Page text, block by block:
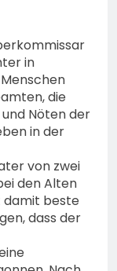
in
die
Nöten der
in der
von zwei
den Alten
damit beste
dass der